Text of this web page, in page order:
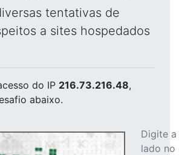
tentativas de
a sites hospedados
do IP 216.73.216.48,
abaixo.
Digite
lado no